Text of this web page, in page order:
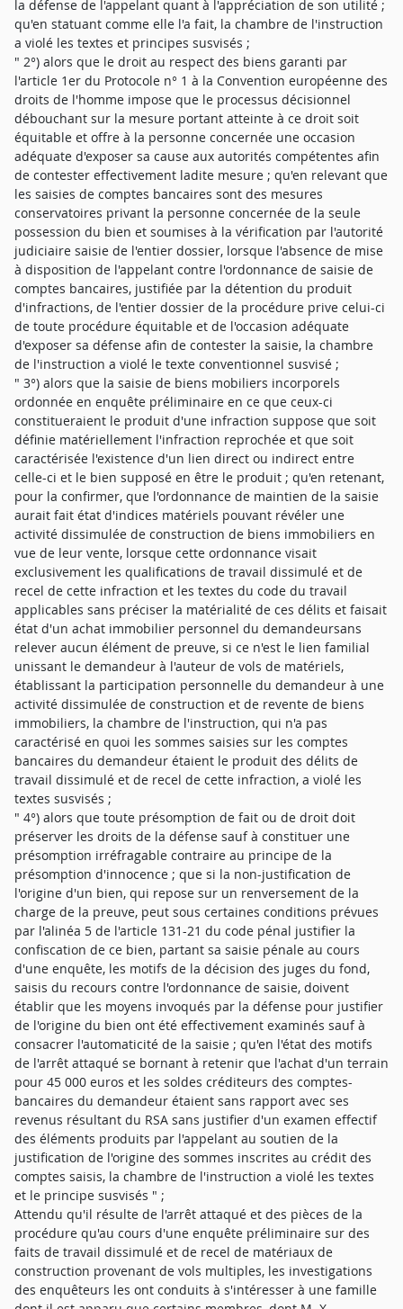
la défense de l'appelant quant à l'appréciation de son utilité ;
qu'en statuant comme elle l'a fait, la chambre de l'instruction
a violé les textes et principes susvisés ;
" 2°) alors que le droit au respect des biens garanti par
l'article 1er du Protocole n° 1 à la Convention européenne des
droits de l'homme impose que le processus décisionnel
débouchant sur la mesure portant atteinte à ce droit soit
équitable et offre à la personne concernée une occasion
adéquate d'exposer sa cause aux autorités compétentes afin
de contester effectivement ladite mesure ; qu'en relevant que
les saisies de comptes bancaires sont des mesures
conservatoires privant la personne concernée de la seule
possession du bien et soumises à la vérification par l'autorité
judiciaire saisie de l'entier dossier, lorsque l'absence de mise
à disposition de l'appelant contre l'ordonnance de saisie de
comptes bancaires, justifiée par la détention du produit
d'infractions, de l'entier dossier de la procédure prive celui-ci
de toute procédure équitable et de l'occasion adéquate
d'exposer sa défense afin de contester la saisie, la chambre
de l'instruction a violé le texte conventionnel susvisé ;
" 3°) alors que la saisie de biens mobiliers incorporels
ordonnée en enquête préliminaire en ce que ceux-ci
constitueraient le produit d'une infraction suppose que soit
définie matériellement l'infraction reprochée et que soit
caractérisée l'existence d'un lien direct ou indirect entre
celle-ci et le bien supposé en être le produit ; qu'en retenant,
pour la confirmer, que l'ordonnance de maintien de la saisie
aurait fait état d'indices matériels pouvant révéler une
activité dissimulée de construction de biens immobiliers en
vue de leur vente, lorsque cette ordonnance visait
exclusivement les qualifications de travail dissimulé et de
recel de cette infraction et les textes du code du travail
applicables sans préciser la matérialité de ces délits et faisait
état d'un achat immobilier personnel du demandeursans
relever aucun élément de preuve, si ce n'est le lien familial
unissant le demandeur à l'auteur de vols de matériels,
établissant la participation personnelle du demandeur à une
activité dissimulée de construction et de revente de biens
immobiliers, la chambre de l'instruction, qui n'a pas
caractérisé en quoi les sommes saisies sur les comptes
bancaires du demandeur étaient le produit des délits de
travail dissimulé et de recel de cette infraction, a violé les
textes susvisés ;
" 4°) alors que toute présomption de fait ou de droit doit
préserver les droits de la défense sauf à constituer une
présomption irréfragable contraire au principe de la
présomption d'innocence ; que si la non-justification de
l'origine d'un bien, qui repose sur un renversement de la
charge de la preuve, peut sous certaines conditions prévues
par l'alinéa 5 de l'article 131-21 du code pénal justifier la
confiscation de ce bien, partant sa saisie pénale au cours
d'une enquête, les motifs de la décision des juges du fond,
saisis du recours contre l'ordonnance de saisie, doivent
établir que les moyens invoqués par la défense pour justifier
de l'origine du bien ont été effectivement examinés sauf à
consacrer l'automaticité de la saisie ; qu'en l'état des motifs
de l'arrêt attaqué se bornant à retenir que l'achat d'un terrain
pour 45 000 euros et les soldes créditeurs des comptes-
bancaires du demandeur étaient sans rapport avec ses
revenus résultant du RSA sans justifier d'un examen effectif
des éléments produits par l'appelant au soutien de la
justification de l'origine des sommes inscrites au crédit des
comptes saisis, la chambre de l'instruction a violé les textes
et le principe susvisés " ;
Attendu qu'il résulte de l'arrêt attaqué et des pièces de la
procédure qu'au cours d'une enquête préliminaire sur des
faits de travail dissimulé et de recel de matériaux de
construction provenant de vols multiples, les investigations
des enquêteurs les ont conduits à s'intéresser à une famille